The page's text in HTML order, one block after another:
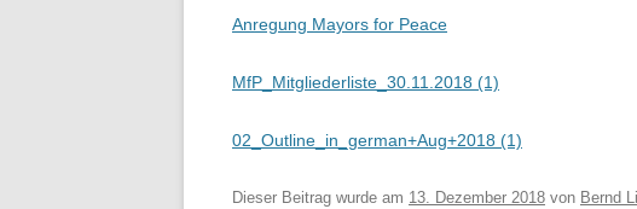
Anregung Mayors for Peace
MfP_Mitgliederliste_30.11.2018 (1)
02_Outline_in_german+Aug+2018 (1)
Dieser Beitrag wurde am 13. Dezember 2018 von Bernd